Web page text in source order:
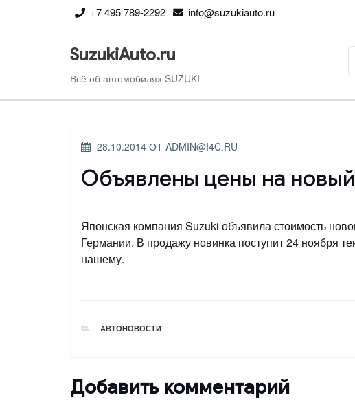
+7 495 789-2292 info@suzukiauto.ru
SuzukiAuto.ru
Всё об автомобилях SUZUKI
ОПУБЛИКОВАНО
28.10.2014 ОТ ADMIN@I4C.RU
Объявлены цены на
Японская компания Suzuki объявила стоимость
Германии. В продажу новинка поступит 24 ноября
нашему.
РУБРИКИ
АВТОНОВОСТИ
Добавить комментарий